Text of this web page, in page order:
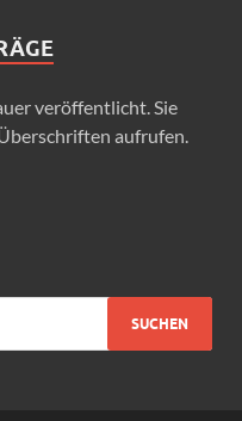
veröffentlicht. Sie
aufrufen.